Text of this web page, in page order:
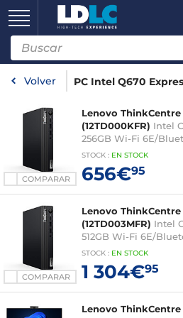
Volver PC Intel Q670
COMPARAR
Lenovo ThinkCentre
(12TD000KFR) Intel
256GB Wi-Fi 6E/
Professional
STOCK : EN STOCK
656€95
COMPARAR
Lenovo ThinkCentre
(12TD003MFR) Intel
512GB Wi-Fi 6E/
Professional
STOCK : EN STOCK
1 304€95
Lenovo ThinkCentre